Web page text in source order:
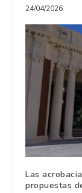
24/04/2026
Las
propuestas